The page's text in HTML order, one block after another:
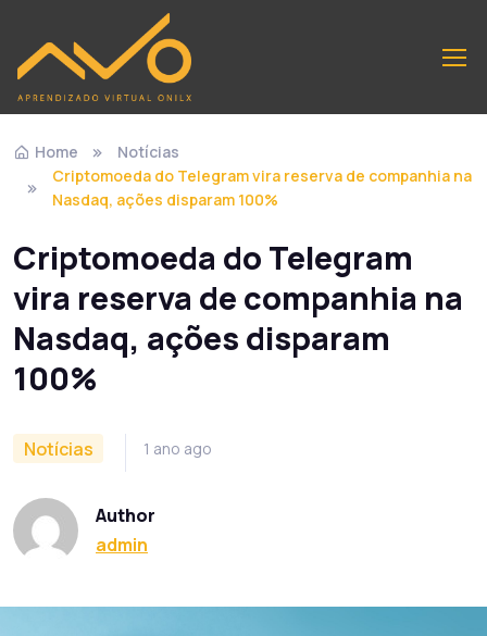
Home
Notícias
Criptomoeda do Telegram vira reserva de companhia na
Nasdaq, ações disparam 100%
Criptomoeda do Telegram
vira reserva de companhia na
Nasdaq, ações disparam
100%
Notícias 1 ano ago
Author
admin